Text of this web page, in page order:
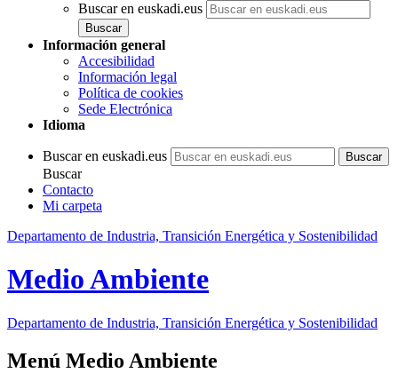
Buscar en euskadi.eus
Información general
Accesibilidad
Información legal
Política de cookies
Sede Electrónica
Idioma
Buscar en euskadi.eus
Buscar
Contacto
Mi carpeta
Departamento de Industria, Transición Energética y Sostenibilidad
Medio Ambiente
Departamento de Industria, Transición Energética y Sostenibilidad
Menú Medio Ambiente